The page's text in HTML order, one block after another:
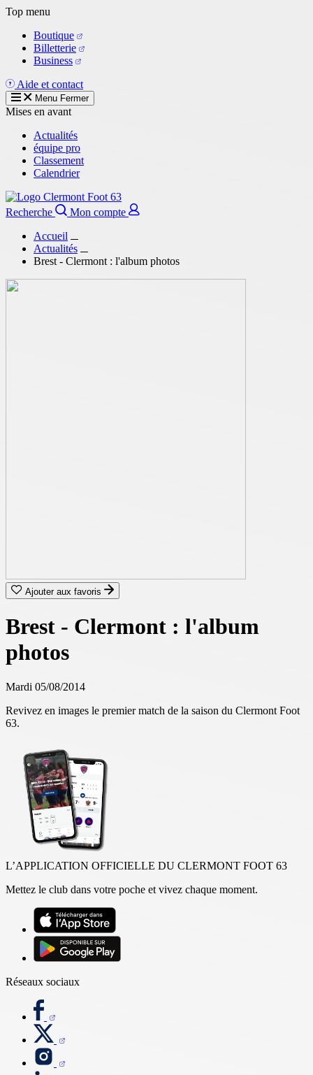
Aller
contenu
principal
Top menu
Boutique
Billetterie
Business
Aide et contact
Menu Fermer
Mises en avant
Actualités
équipe pro
Classement
Calendrier
Recherche
Mon compte
Accueil
Actualités
Brest - Clermont : l'album photos
Ajouter aux favoris
Brest - Clermont : l'album
photos
Mardi 05/08/2014
Revivez en images le premier match de la saison du Clermont Foot
63.
L’APPLICATION OFFICIELLE DU CLERMONT FOOT 63
Mettez le club dans votre poche et vivez chaque moment.
Réseaux sociaux